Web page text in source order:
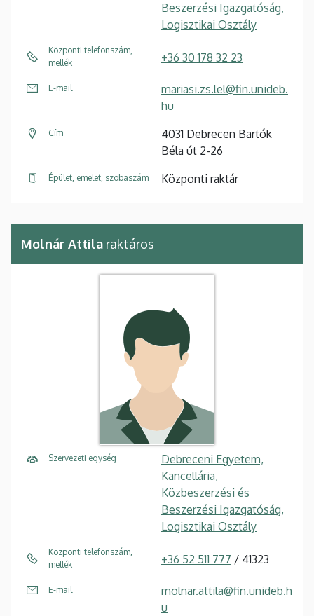
Beszerzési Igazgatóság,
Logisztikai Osztály
Központi telefonszám,
mellék
+36 30 178 32 23
E-mail
mariasi.zs.lel@fin.unideb.
hu
Cím
4031 Debrecen Bartók
Béla út 2-26
Épület, emelet, szobaszám Központi raktár
Molnár Attila raktáros
Szervezeti egység
Debreceni Egyetem,
Kancellária,
Közbeszerzési és
Beszerzési Igazgatóság,
Logisztikai Osztály
Központi telefonszám,
mellék
+36 52 511 777 / 41323
E-mail
molnar.attila@fin.unideb.h
u